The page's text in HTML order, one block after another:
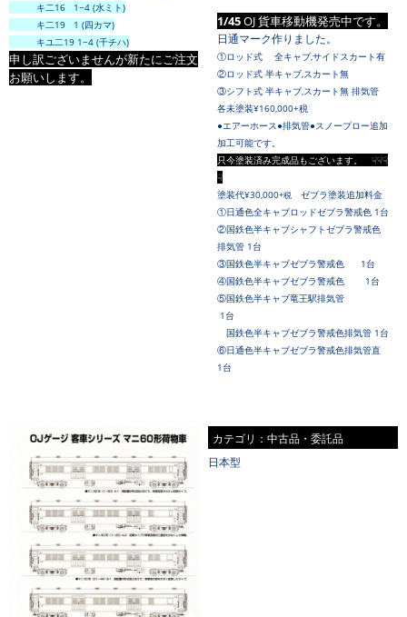
キ二16 1~4 (水ミト)
キ二19 1 (四カマ)
キユ二19 1~4 (千チハ)
申し訳ございませんが新たにご注文
お願いします。
1/45OJ 貨車移動機発売中です。
日通マーク作りました。
①ロッド式 全キャブ,サイドスカート有
②ロッド式 半キャブ,スカート無
③シフト式 半キャブ,スカート無 排気管
各未塗装¥160,000+税
●エアーホース●排気管●スノープロー追加
加工可能です。
只今塗装済み完成品もございます。 ☟☟☟
☟
塗装代¥30,000+税 ゼブラ塗装追加料金
①日通色全キャブロッドゼブラ警戒色 1台
②国鉄色半キャブシャフトゼブラ警戒色
排気管 1台
③国鉄色半キャブゼブラ警戒色 1台
④国鉄色半キャブゼブラ警戒色 1台
⑤国鉄色半キャブ竜王駅排気管
1台
国鉄色半キャブゼブラ警戒色排気管 1台
⑥日通色半キャブゼブラ警戒色排気管直
1台
カテゴリ：中古品・委託品
日本型